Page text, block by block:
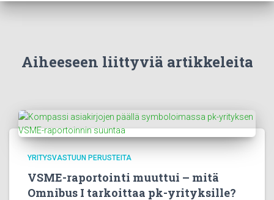
Aiheeseen liittyviä artikkeleita
YRITYSVASTUUN PERUSTEITA
VSME-raportointi muuttui – mitä
Omnibus I tarkoittaa pk-yrityksille?